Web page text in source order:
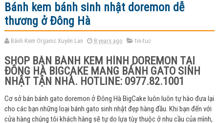
Bánh kem bánh sinh nhật doremon dễ
thương ở Đông Hà
Bánh Kem Organic Xuyên Lan 8 years ago tin-tuc
SHOP BÁN BÁNH KEM HÌNH DOREMON TẠI
ĐÔNG HÀ BIGCAKE MANG BÁNH GATO SINH
NHẬT TẬN NHÀ. HOTLINE: 0977.82.1001
Cơ sở bán bánh gato doremon ở Đông Hà BigCake luôn luôn tự hào đưa lại
cho các bạn những loại bánh gato sinh nhật đẹp hàng đầu. Khi bạn đến với
cửa hàng chúng tôi khách hàng sẽ tự do lựa tùy thuộc ở nhu cầu của mình,